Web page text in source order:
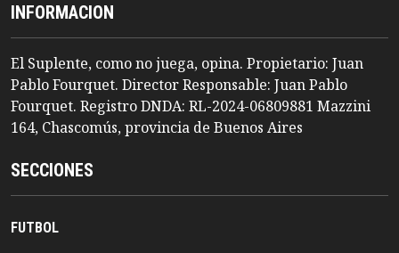
INFORMACION
El Suplente, como no juega, opina. Propietario: Juan
Pablo Fourquet. Director Responsable: Juan Pablo
Fourquet. Registro DNDA: RL-2024-06809881 Mazzini
164, Chascomús, provincia de Buenos Aires
SECCIONES
FUTBOL